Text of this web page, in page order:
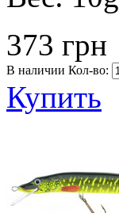
373 грн
В наличии Кол-во:
Купить